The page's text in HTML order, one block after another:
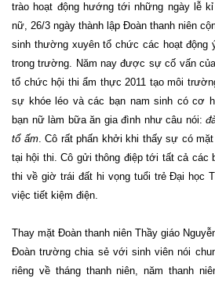
trào hoạt động hướng tới những ngày lễ
nữ, 26/3 ngày thành lập Đoàn thanh niên
sinh thường xuyên tổ chức các hoạt động
trong trường. Năm nay được sự cố vấn
tổ chức hội thi ẩm thực 2011 tạo môi
sự khóe léo và các bạn nam sinh có cơ
bạn nữ làm bữa ăn gia đình như câu nói:
tổ ấm. Cô rất phấn khởi khi thấy sự có
tại hội thi. Cô gửi thông điệp tới tất cả các
thi về giờ trái đất hi vọng tuổi trẻ Đại học
việc tiết kiệm điện.
Thay mặt Đoàn thanh niên Thầy giáo
Đoàn trường chia sẻ với sinh viên nói
riêng về tháng thanh niên, năm thanh